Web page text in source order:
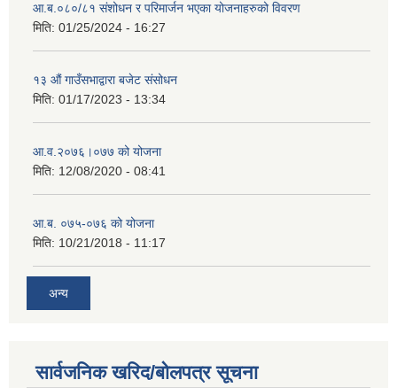
आ.ब.०८०/८१ संशोधन र परिमार्जन भएका योजनाहरुको विवरण
मिति: 01/25/2024 - 16:27
१३ औं गाउँसभाद्वारा बजेट संसोधन
मिति: 01/17/2023 - 13:34
आ‍.व.२०७६।०७७ को योजना
मिति: 12/08/2020 - 08:41
आ.ब. ०७५-०७६ को योजना
मिति: 10/21/2018 - 11:17
अन्य
सार्वजनिक खरिद/बोलपत्र सूचना